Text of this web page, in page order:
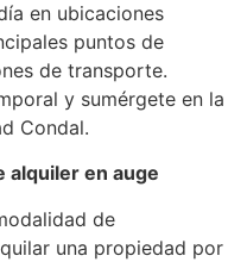
en ubicaciones
puntos de
de transporte.
y sumérgete en la
Condal.
alquiler en auge
de
una propiedad por